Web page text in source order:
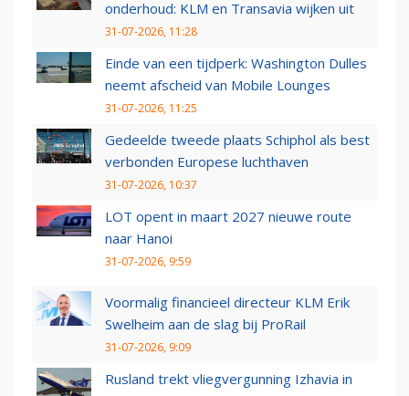
onderhoud: KLM en Transavia wijken uit
31-07-2026, 11:28
Einde van een tijdperk: Washington Dulles
neemt afscheid van Mobile Lounges
31-07-2026, 11:25
Gedeelde tweede plaats Schiphol als best
verbonden Europese luchthaven
31-07-2026, 10:37
LOT opent in maart 2027 nieuwe route
naar Hanoi
31-07-2026, 9:59
Voormalig financieel directeur KLM Erik
Swelheim aan de slag bij ProRail
31-07-2026, 9:09
Rusland trekt vliegvergunning Izhavia in